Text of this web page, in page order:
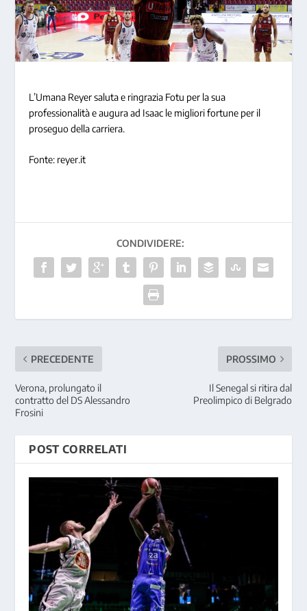
L’Umana Reyer saluta e ringrazia Fotu per la sua
professionalità e augura ad Isaac le migliori fortune per il
proseguo della carriera.
Fonte: reyer.it
CONDIVIDERE:
PRECEDENTE
Verona, prolungato il
contratto del DS Alessandro
Frosini
PROSSIMO
Il Senegal si ritira dal
Preolimpico di Belgrado
POST CORRELATI